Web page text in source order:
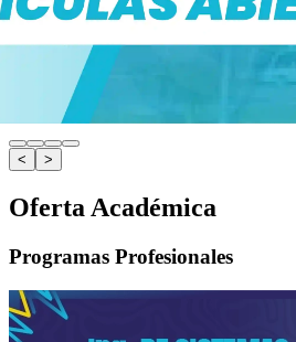
< >
Oferta Académica
Programas Profesionales